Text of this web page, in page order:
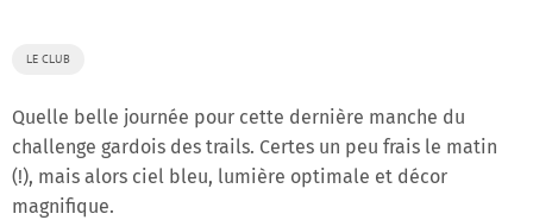
LE CLUB
Quelle belle journée pour cette dernière manche du
challenge gardois des trails. Certes un peu frais le matin
(!), mais alors ciel bleu, lumière optimale et décor
magnifique.